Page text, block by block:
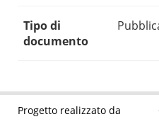
Tipo di
documento
Progetto realizzato da